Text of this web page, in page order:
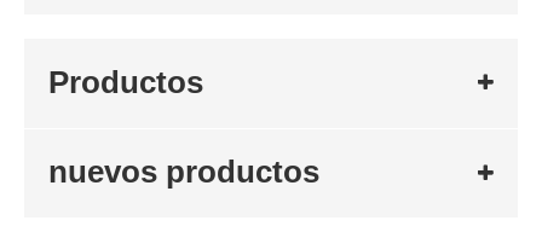
Productos
nuevos productos